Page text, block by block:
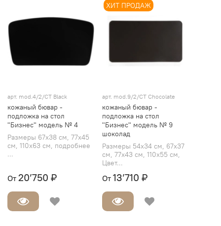
арт. mod.4/2/СТ Black
кожаный бювар -
подложка на стол
"Бизнес" модель № 4
Размеры 67х38 см, 77х45
см, 110х63 см, подробнее
...
От 20’750 ₽
ХИТ ПРОДАЖ
арт. mod.9/2/СТ Chocolate
кожаный бювар -
подложка на стол
"Бизнес" модель № 9
шоколад
Размеры 54х34 см, 67х37
см, 77х43 см, 110х55 см,
Цвет...
От 13’710 ₽